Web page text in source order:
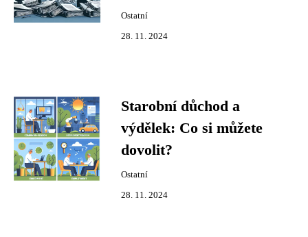
Ostatní
28. 11. 2024
Starobní důchod a
výdělek: Co si můžete
dovolit?
Ostatní
28. 11. 2024